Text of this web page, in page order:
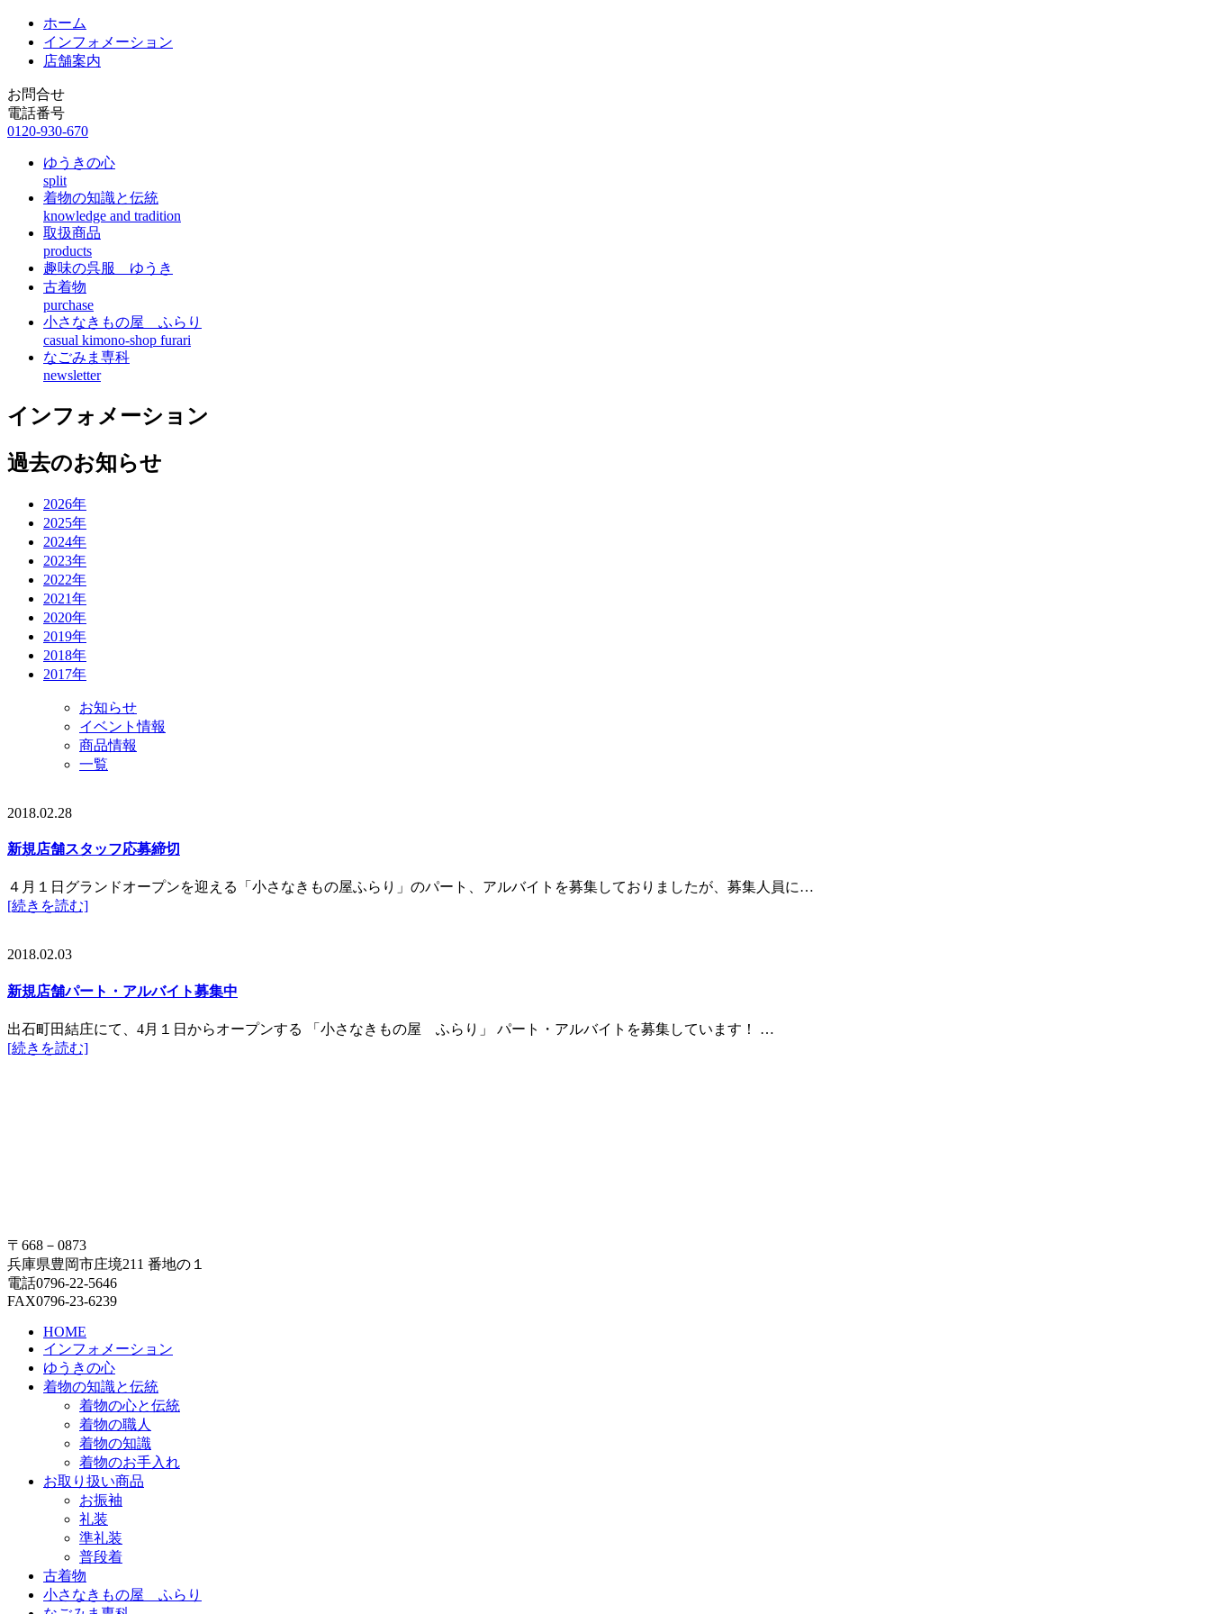
ホーム
インフォメーション
店舗案内
お問合せ
電話番号
0120-930-670
ゆうきの心
split
着物の知識と伝統
knowledge and tradition
取扱商品
products
趣味の呉服 ゆうき
古着物
purchase
小さなきもの屋 ふらり
casual kimono-shop furari
なごみま専科
newsletter
インフォメーション
過去のお知らせ
2026年
2025年
2024年
2023年
2022年
2021年
2020年
2019年
2018年
2017年
お知らせ
イベント情報
商品情報
一覧
2018.02.28
新規店舗スタッフ応募締切
４月１日グランドオープンを迎える「小さなきもの屋ふらり」のパート、アルバイトを募集しておりましたが、募集人員に…
[続きを読む]
2018.02.03
新規店舗パート・アルバイト募集中
出石町田結庄にて、4月１日からオープンする 「小さなきもの屋 ふらり」 パート・アルバイトを募集しています！ …
[続きを読む]
〒668－0873
兵庫県豊岡市庄境211 番地の１
電話0796-22-5646
FAX0796-23-6239
HOME
インフォメーション
ゆうきの心
着物の知識と伝統
着物の心と伝統
着物の職人
着物の知識
着物のお手入れ
お取り扱い商品
お振袖
礼装
準礼装
普段着
古着物
小さなきもの屋 ふらり